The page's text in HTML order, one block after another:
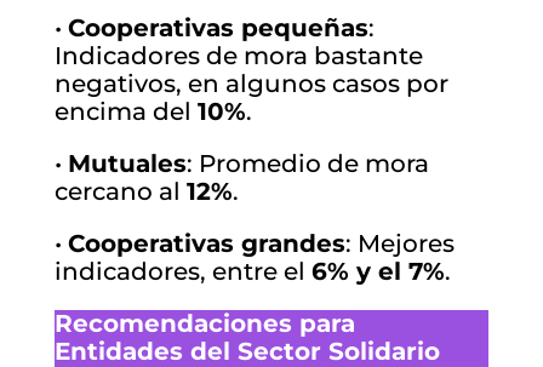
• Cooperativas pequeñas:
Indicadores de mora bastante
negativos, en algunos casos por
encima del 10%.
• Mutuales: Promedio de mora
cercano al 12%.
• Cooperativas grandes: Mejores
indicadores, entre el 6% y el 7%.
Recomendaciones para
Entidades del Sector Solidario